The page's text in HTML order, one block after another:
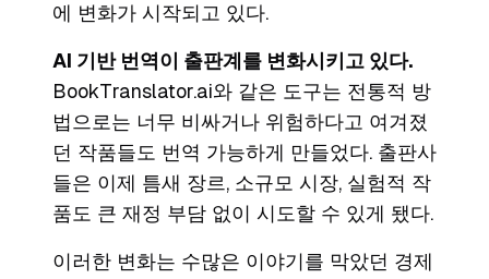
에 변화가 시작되고 있다.
AI 기반 번역이 출판계를 변화시키고 있다.
BookTranslator.ai와 같은 도구는 전통적 방
법으로는 너무 비싸거나 위험하다고 여겨졌
던 작품들도 번역 가능하게 만들었다. 출판사
들은 이제 틈새 장르, 소규모 시장, 실험적 작
품도 큰 재정 부담 없이 시도할 수 있게 됐다.
이러한 변화는 수많은 이야기를 막았던 경제